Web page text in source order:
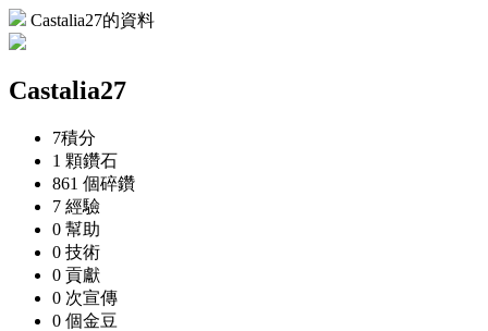
Castalia27的資料
Castalia27
7積分
1 顆鑽石
861 個碎鑽
7 經驗
0 幫助
0 技術
0 貢獻
0 次宣傳
0 個金豆